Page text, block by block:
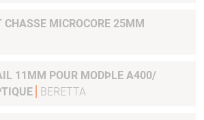
COUSSINET CHASSE MICROCORE 25MM
11MM POUR MODÞLE A400/
BERETTA